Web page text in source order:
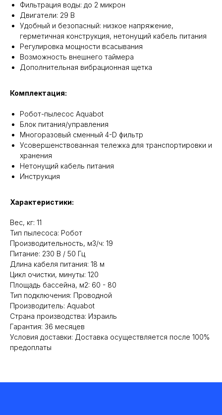
Фильтрация воды: до 2 микрон
Двигатели: 29 В
Удобный и безопасный: низкое напряжение,
герметичная конструкция, нетонущий кабель питания
Регулировка мощности всасывания
Возможность внешнего таймера
Дополнительная вибрационная щетка
Комплектация:
Робот-пылесоc Aquabot
Блок питания/управления
Многоразовый сменный 4-D фильтр
Усовершенствованная тележка для транспортировки и
хранения
Нетонущий кабель питания
Инструкция
Характеристики:
Вес, кг: 11
Тип пылесоса: Робот
Производительность, м3/ч: 19
Питание: 230 В / 50 Гц
Длина кабеля питания: 18 м
Цикл очистки, минуты: 120
Площадь бассейна, м2: 60 - 80
Тип подключения: Проводной
Производитель: Aquabot
Cтрана производства: Израиль
Гарантия: 36 месяцев
Условия доставки: Доставка осуществляется после 100%
предоплаты